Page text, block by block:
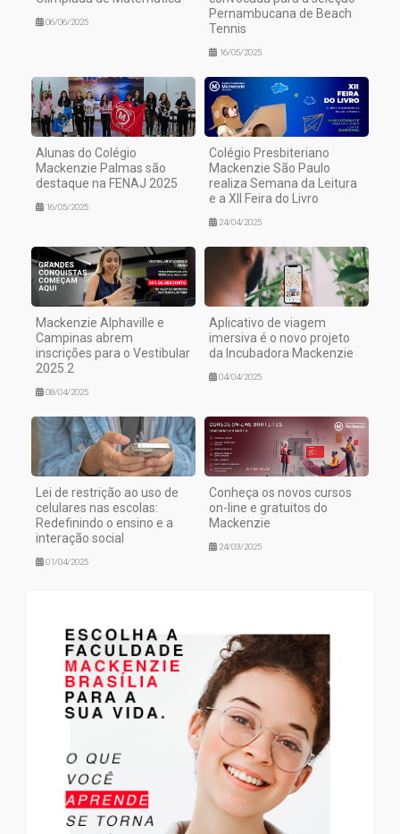
06/06/2025
Pernambucana de Beach
Tennis
16/05/2025
Alunas do Colégio
Mackenzie Palmas são
destaque na FENAJ 2025
16/05/2025
Colégio Presbiteriano
Mackenzie São Paulo
realiza Semana da Leitura
e a XII Feira do Livro
24/04/2025
Mackenzie Alphaville e
Campinas abrem
inscrições para o Vestibular
2025.2
08/04/2025
Aplicativo de viagem
imersiva é o novo projeto
da Incubadora Mackenzie
04/04/2025
Lei de restrição ao uso de
celulares nas escolas:
Redefinindo o ensino e a
interação social
01/04/2025
Conheça os novos cursos
on-line e gratuitos do
Mackenzie
24/03/2025